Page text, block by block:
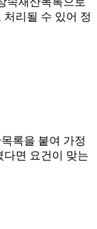
리될 수 있어 정
록을 붙여 가정
다면 요건이 맞는